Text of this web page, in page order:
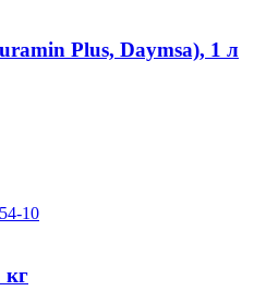
Plus, Daymsa), 1 л
кг